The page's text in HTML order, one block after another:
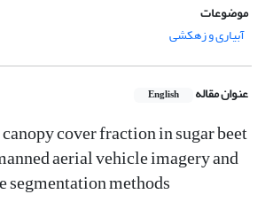
موضوعات
آبیاری و زهکشی
عنوان مقاله English
cover fraction in sugar beet
aerial vehicle imagery and
methods